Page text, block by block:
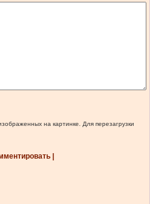
на картинке. Для перезагрузки
|